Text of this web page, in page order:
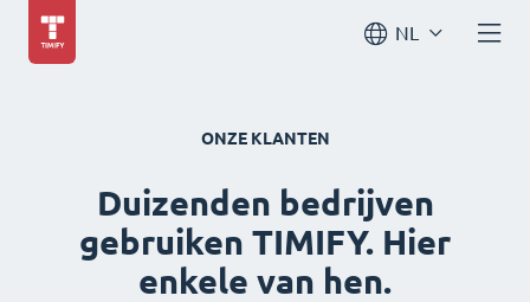
NL
ONZE KLANTEN
Duizenden bedrijven
gebruiken TIMIFY. Hier
enkele van hen.